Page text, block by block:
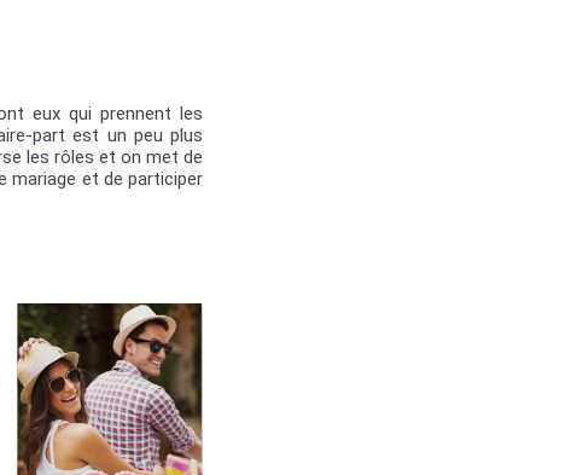
eux qui prennent les
part est un peu plus
les rôles et on met de
mariage et de participer